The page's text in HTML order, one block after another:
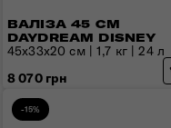
ВАЛІЗА 45 СМ
DAYDREAM DISNEY
45x33x20 см | 1,7 кг | 24 л
8 070 грн
-15%